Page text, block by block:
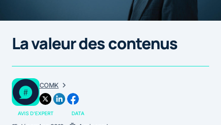
La valeur des contenus
COMK
AVIS D'EXPERT DATA